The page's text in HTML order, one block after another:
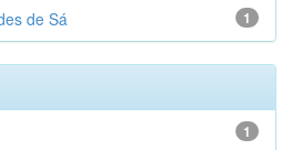
1
de Sá
1